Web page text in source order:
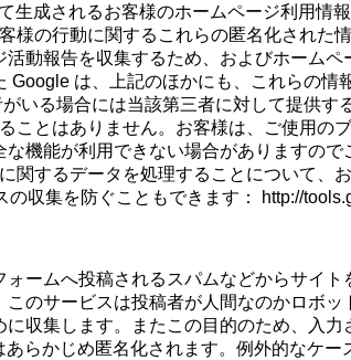
生成されるお客様のホームページ利用情
様の行動に関するこれらの匿名化された
動報告を収集するため、およびホーム
Google は、上記のほかにも、これらの情
いる場合には当該第三者に対して提供す
ことはありません。お客様は、ご使用の
機能が利用できない場合がありますの
関するデータを処理することについて、
収集を防ぐこともできます： http://
ームへ投稿されるスパムなどからサイ
のサービスは投稿者が人間なのかロボ
収集します。またこの目的のため、入
らかじめ匿名化されます。例外的なケ